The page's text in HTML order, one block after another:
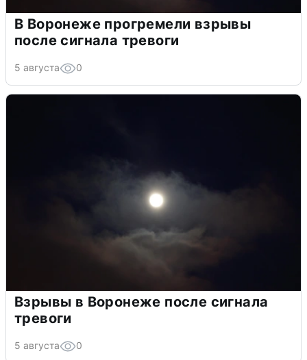
В Воронеже прогремели взрывы
после сигнала тревоги
5 августа 0
Взрывы в Воронеже после сигнала
тревоги
5 августа 0